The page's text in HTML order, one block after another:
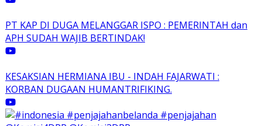
PT KAP DI DUGA MELANGGAR ISPO : PEMERINTAH dan
APH SUDAH WAJIB BERTINDAK!
KESAKSIAN HERMIANA IBU - INDAH FAJARWATI :
KORBAN DUGAAN HUMANTRIFIKING.